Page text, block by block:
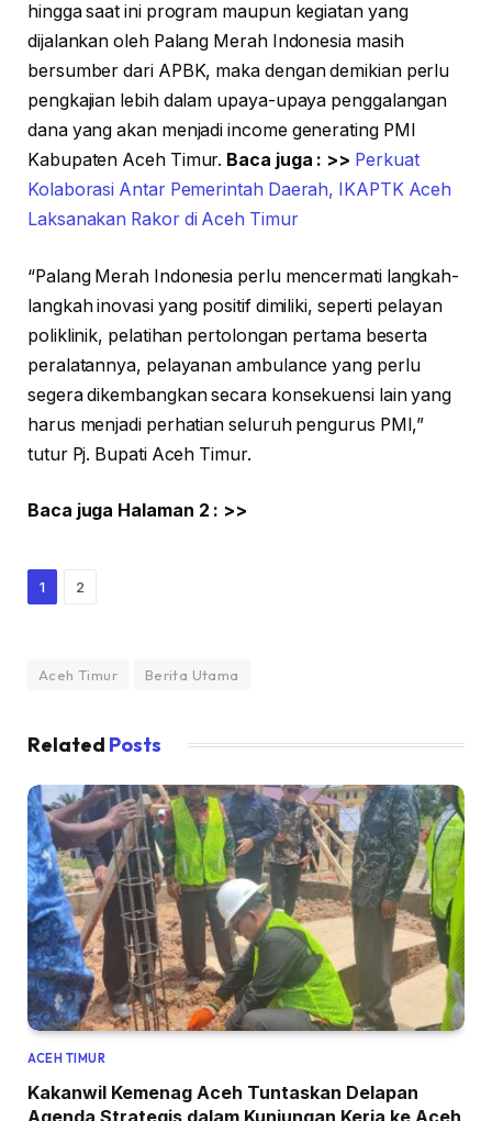
hingga saat ini program maupun kegiatan yang
dijalankan oleh Palang Merah Indonesia masih
bersumber dari APBK, maka dengan demikian perlu
pengkajian lebih dalam upaya-upaya penggalangan
dana yang akan menjadi income generating PMI
Kabupaten Aceh Timur. Baca juga : >> Perkuat
Kolaborasi Antar Pemerintah Daerah, IKAPTK Aceh
Laksanakan Rakor di Aceh Timur
“Palang Merah Indonesia perlu mencermati langkah-
langkah inovasi yang positif dimiliki, seperti pelayan
poliklinik, pelatihan pertolongan pertama beserta
peralatannya, pelayanan ambulance yang perlu
segera dikembangkan secara konsekuensi lain yang
harus menjadi perhatian seluruh pengurus PMI,”
tutur Pj. Bupati Aceh Timur.
Baca juga Halaman 2 : >>
1 2
Aceh Timur Berita Utama
Related Posts
ACEH TIMUR
Kakanwil Kemenag Aceh Tuntaskan Delapan